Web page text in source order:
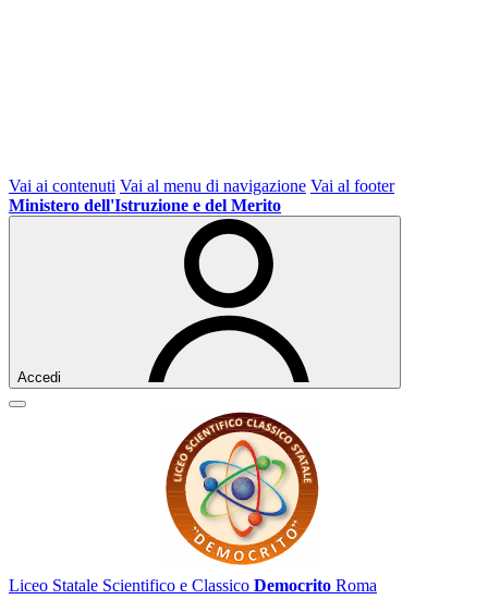
Vai ai contenuti Vai al menu di navigazione Vai al footer
Ministero dell'Istruzione e del Merito
Accedi
Liceo Statale Scientifico e Classico Democrito Roma